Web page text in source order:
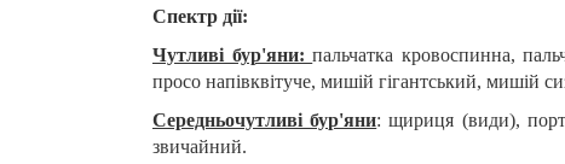
Спектр дії:
Чутливі бур'яни:пальчатка кровоспинна,
просо напівквітуче, мишій гігантський, мишій
Середньочутливі бур'яни: щириця (види),
звичайний.